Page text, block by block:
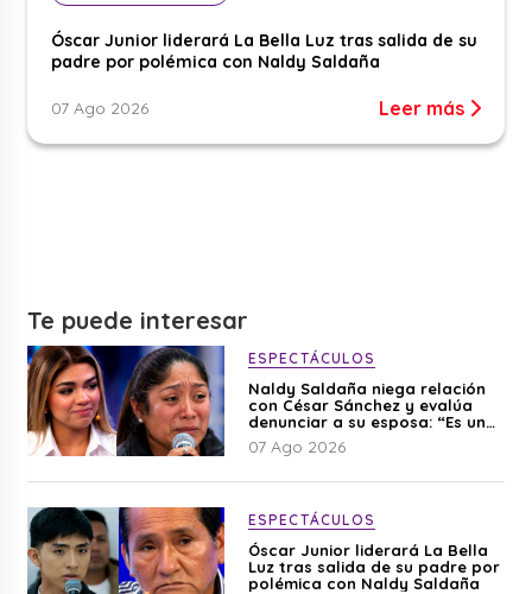
Óscar Junior liderará La Bella Luz tras salida de su
padre por polémica con Naldy Saldaña
07 Ago 2026 Leer más
Te puede interesar
ESPECTÁCULOS
Naldy Saldaña niega relación
con César Sánchez y evalúa
denunciar a su esposa: “Es una
difamación”
07 Ago 2026
ESPECTÁCULOS
Óscar Junior liderará La Bella
Luz tras salida de su padre por
polémica con Naldy Saldaña